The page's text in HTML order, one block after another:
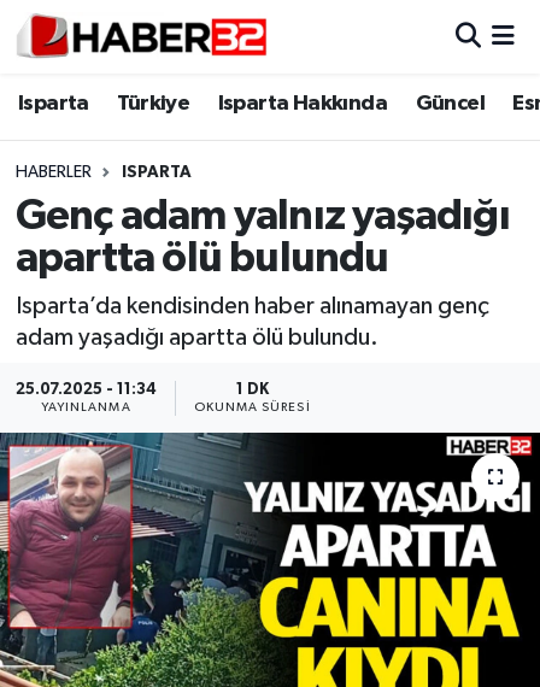
Isparta Türkiye Isparta Hakkında Güncel
HABERLER ISPARTA
Genç adam yalnız yaşadığı
apartta ölü bulundu
Isparta’da kendisinden haber alınamayan genç
adam yaşadığı apartta ölü bulundu.
25.07.2025 - 11:34
YAYINLANMA
1 DK
OKUNMA SÜRESI
Isparta
Esnaf Diyor ki;
ASAYİŞ
BİLİM VE TEKNOLOJİ
EĞİTİM
GENEL
Güncel
HABERDE İNSAN
İlginç
Isparta Nöbetçi Eczaneler
Isparta Trafik Yoğunluk Haritası
Süper Lig Puan Durumu ve Fikstür
Tüm Manşetler
Son Dakika Haberleri
Haber Arşivi